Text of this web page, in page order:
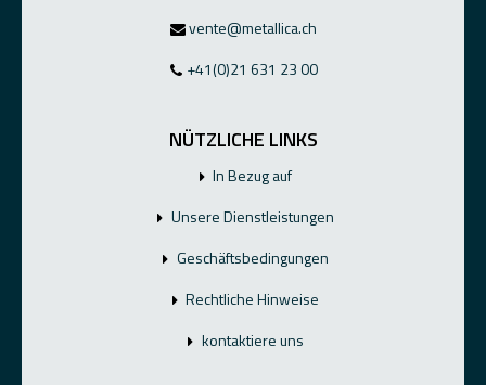
vente@metallica.ch
+41(0)21 631 23 00
NÜTZLICHE LINKS
In Bezug auf
Unsere Dienstleistungen
Geschäftsbedingungen
Rechtliche Hinweise
kontaktiere uns